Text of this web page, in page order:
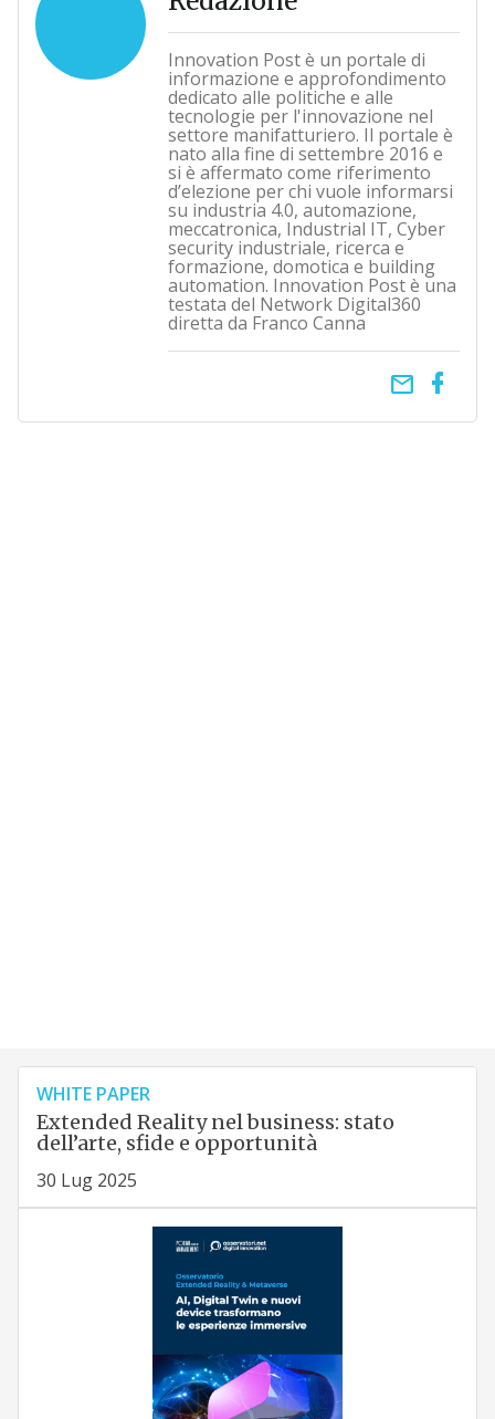
Innovation Post è un portale di
informazione e approfondimento
dedicato alle politiche e alle
tecnologie per l'innovazione nel
settore manifatturiero. Il portale è
nato alla fine di settembre 2016 e
si è affermato come riferimento
d’elezione per chi vuole informarsi
su industria 4.0, automazione,
meccatronica, Industrial IT, Cyber
security industriale, ricerca e
formazione, domotica e building
automation. Innovation Post è una
testata del Network Digital360
diretta da Franco Canna
email
WHITE PAPER
Extended Reality nel business: stato
dell’arte, sfide e opportunità
30 Lug 2025